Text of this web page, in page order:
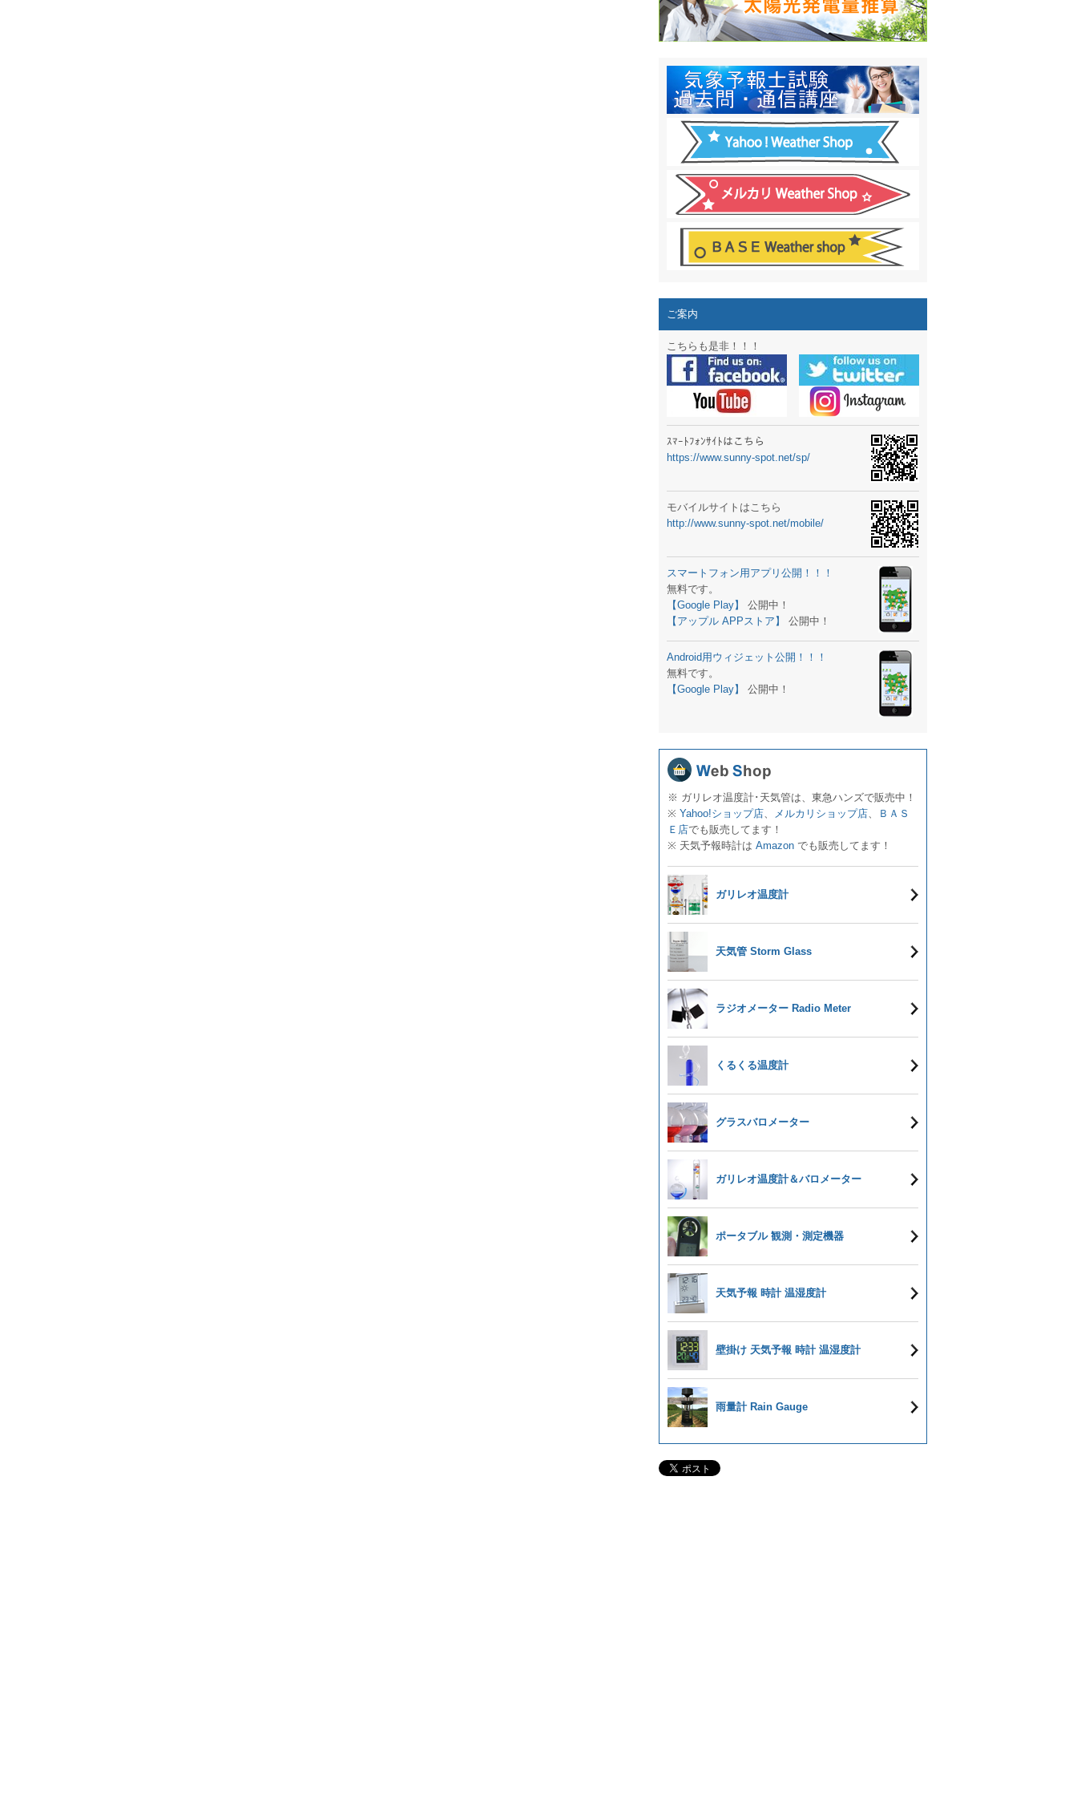
ガリレオ温度計&天気管新色登場！
HPリニューアル第２弾：本サイト Update!
HPリニューアル第１弾：英語ページOPEN
週間天気図&週間波浪図を10日に延長しました
太陽光発電量の推算はじめました
気象情報通知サービス「お天気見張り番」開始
週間波浪図追加しました。
予報士通信講座に解析ツール追加！！
専門天気図アーカイブ開始！！
スマートフォン アプリ バージョンアップ
ラジオメーターニュータイプ新登場！
スマートフォン ウィジェット公開
気象予報士スクールの御案内
弊社事務所を移転しました。
生物平年値 更新
予報士学習サイト OPEN！
専門天気図 追加
ラジオメーター輸入販売開始！
スマートフォン アプリ バージョンアップ
お天気パーツ 追加
ご案内
こちらも是非！！！
ｽﾏｰﾄﾌｫﾝｻｲﾄはこちら
https://www.sunny-spot.net/sp/
モバイルサイトはこちら
http://www.sunny-spot.net/mobile/
スマートフォン用アプリ公開！！！
無料です。
【Google Play】
公開中！
【アップル APPストア】
公開中！
Android用ウィジェット公開！！！
無料です。
【Google Play】
公開中！
※ ガリレオ温度計･天気管は、東急ハンズで販売中！
※ Yahoo!ショップ店、 メルカリショップ店、
ＢＡＳ
Ｅ店でも販売してます！
※ 天気予報時計は Amazon でも販売してます！
ガリレオ温度計
天気管 Storm Glass
ラジオメーター Radio Meter
くるくる温度計
グラスバロメーター
ガリレオ温度計＆バロメーター
ポータブル 観測・測定機器
天気予報 時計 温湿度計
壁掛け 天気予報 時計 温湿度計
雨量計 Rain Gauge